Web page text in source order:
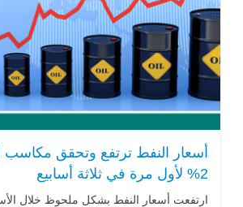
أسعار النفط ترتفع وتحقق مكاسب
2% لأول مرة في ثلاثة أسابيع
ارتفعت أسعار النفط بشكل ملحوظ خلال